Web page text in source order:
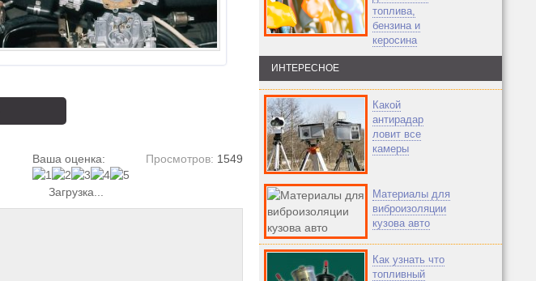
Просмотров: 1549
Ваша оценка:
Загрузка...
топлива,
бензина и
керосина
ИНТЕРЕСНОЕ
Какой
антирадар
ловит все
камеры
Материалы для
виброизоляции
кузова авто
Как узнать что
топливный